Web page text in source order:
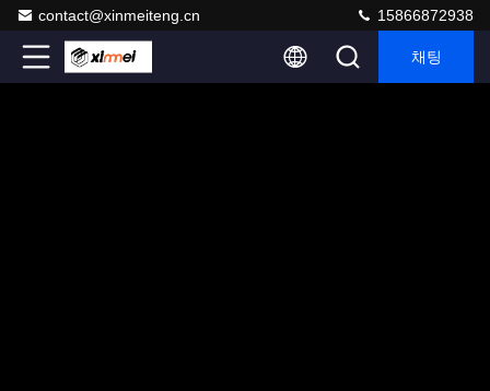
contact@xinmeiteng.cn 15866872938
채팅